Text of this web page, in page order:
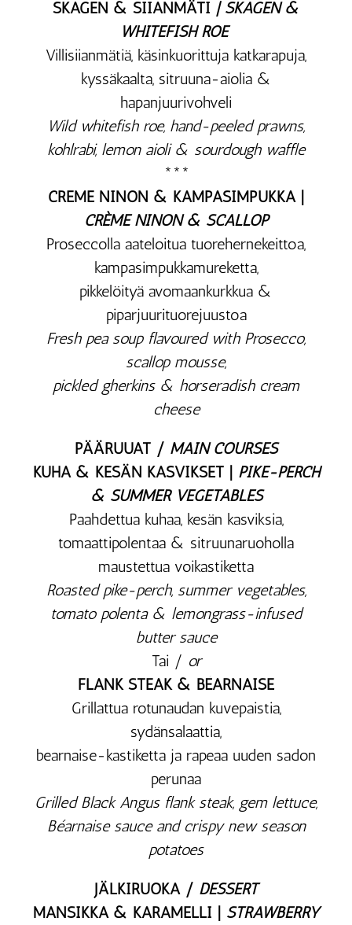
SKAGEN & SIIANMÄTI | SKAGEN &
WHITEFISH ROE
Villisiianmätiä, käsinkuorittuja katkarapuja,
kyssäkaalta, sitruuna-aiolia &
hapanjuurivohveli
Wild whitefish roe, hand-peeled prawns,
kohlrabi, lemon aioli & sourdough waffle
***
CREME NINON & KAMPASIMPUKKA |
CRÈME NINON & SCALLOP
Proseccolla aateloitua tuorehernekeittoa,
kampasimpukkamureketta,
pikkelöityä avomaankurkkua &
piparjuurituorejuustoa
Fresh pea soup flavoured with Prosecco,
scallop mousse,
pickled gherkins & horseradish cream
cheese
PÄÄRUUAT / MAIN COURSES
KUHA & KESÄN KASVIKSET | PIKE-PERCH
& SUMMER VEGETABLES
Paahdettua kuhaa, kesän kasviksia,
tomaattipolentaa & sitruunaruoholla
maustettua voikastiketta
Roasted pike-perch, summer vegetables,
tomato polenta & lemongrass-infused
butter sauce
Tai / or
FLANK STEAK & BÉARNAISE
Grillattua rotunaudan kuvepaistia,
sydänsalaattia,
bearnaise-kastiketta ja rapeaa uuden sadon
perunaa
Grilled Black Angus flank steak, gem lettuce,
Béarnaise sauce and crispy new season
potatoes
JÄLKIRUOKA / DESSERT
MANSIKKA & KARAMELLI | STRAWBERRY